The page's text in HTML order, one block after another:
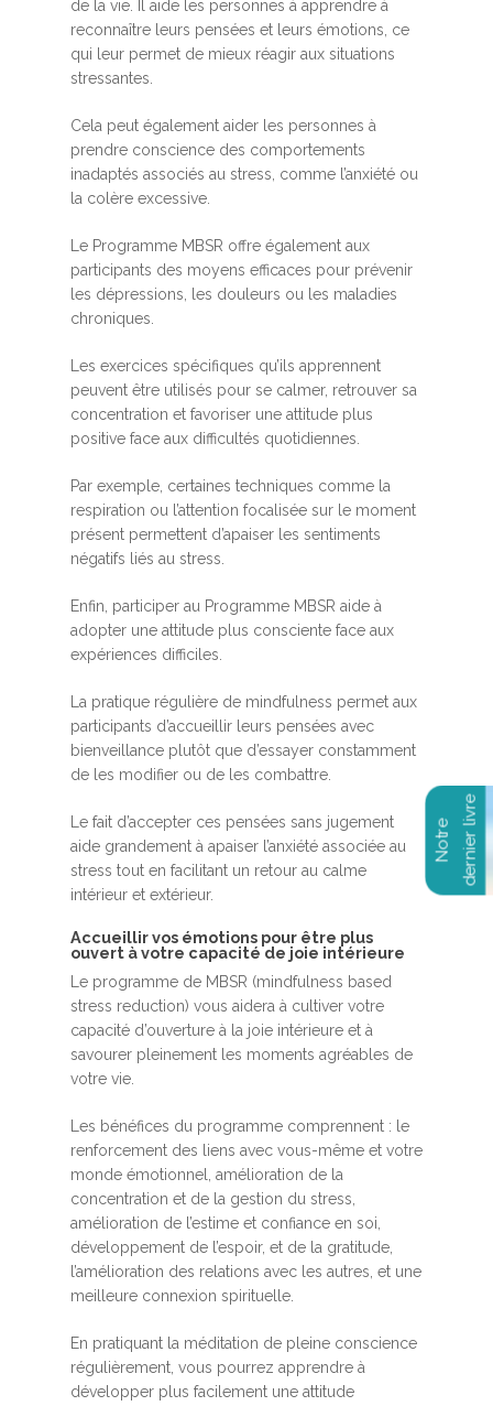
de la vie. Il aide les personnes à apprendre à
reconnaître leurs pensées et leurs émotions, ce
qui leur permet de mieux réagir aux situations
stressantes.
Cela peut également aider les personnes à
prendre conscience des comportements
inadaptés associés au stress, comme l’anxiété ou
la colère excessive.
Le Programme MBSR offre également aux
participants des moyens efficaces pour prévenir
les dépressions, les douleurs ou les maladies
chroniques.
Les exercices spécifiques qu’ils apprennent
peuvent être utilisés pour se calmer, retrouver sa
concentration et favoriser une attitude plus
positive face aux difficultés quotidiennes.
Par exemple, certaines techniques comme la
respiration ou l’attention focalisée sur le moment
présent permettent d’apaiser les sentiments
négatifs liés au stress.
Enfin, participer au Programme MBSR aide à
adopter une attitude plus consciente face aux
expériences difficiles.
La pratique régulière de mindfulness permet aux
participants d’accueillir leurs pensées avec
bienveillance plutôt que d’essayer constamment
de les modifier ou de les combattre.
Le fait d’accepter ces pensées sans jugement
aide grandement à apaiser l’anxiété associée au
stress tout en facilitant un retour au calme
intérieur et extérieur.
Accueillir vos émotions pour être plus
ouvert à votre capacité de joie intérieure
Le programme de MBSR (mindfulness based
stress reduction) vous aidera à cultiver votre
capacité d’ouverture à la joie intérieure et à
savourer pleinement les moments agréables de
votre vie.
Les bénéfices du programme comprennent : le
renforcement des liens avec vous-même et votre
monde émotionnel, amélioration de la
concentration et de la gestion du stress,
amélioration de l’estime et confiance en soi,
développement de l’espoir, et de la gratitude,
l’amélioration des relations avec les autres, et une
meilleure connexion spirituelle.
En pratiquant la méditation de pleine conscience
régulièrement, vous pourrez apprendre à
développer plus facilement une attitude